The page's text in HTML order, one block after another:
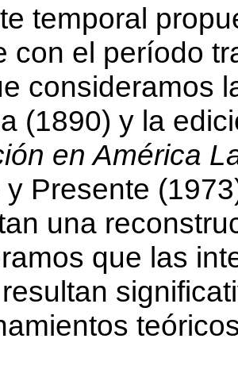
temporal
con el período
consideramos
(1890) y la
en América
y Presente
una
que las